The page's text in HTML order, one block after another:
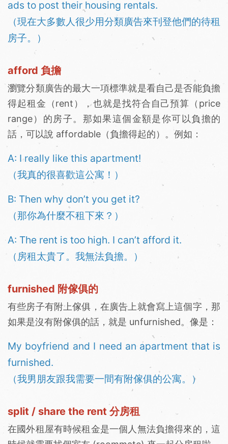
ads to post their housing rentals.
（現在大多數人很少用分類廣告來刊登他們的待租
房子。）
afford 負擔
瀏覽分類廣告的最大一項標準就是看自己是否能負擔
得起租金（rent），也就是找符合自己預算（price
range）的房子。那如果這個金額是你可以負擔的
話，可以說 affordable（負擔得起的）。例如：
A: I really like this apartment!
（我真的很喜歡這公寓！）
B: Then why don’t you get it?
（那你為什麼不租下來？）
A: The rent is too high. I can’t afford it.
（房租太貴了。我無法負擔。）
furnished 附傢俱的
有些房子有附上傢俱，在廣告上就會寫上這個字，那
如果是沒有附傢俱的話，就是 unfurnished。像是：
My boyfriend and I need an apartment that is
furnished.
（我男朋友跟我需要一間有附傢俱的公寓。）
split / share the rent 分房租
在國外租屋有時候租金是一個人無法負擔得來的，這